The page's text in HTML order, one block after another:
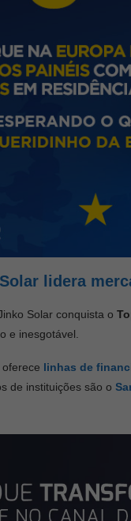
lidera
Solar conquista o
e inesgotável.
linhas de
de instituições são o